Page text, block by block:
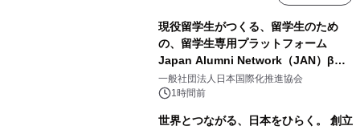
現役留学生がつくる、留学生のため
の、留学生専用プラットフォーム
Japan Alumni Network（JAN）β版
をリリース
一般社団法人日本国際化推進協会
1時間前
世界とつながる、日本をひらく。 創立